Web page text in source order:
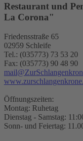
Restaurant und
La Corona"
Friedensstraße 65
02959 Schleife
Tel.: (035773) 73 53 20
Fax: (035773) 90 48 90
Öffnungszeiten:
Montag: Ruhetag
Dienstag - Samstag:
Sonn- und Feiertag: